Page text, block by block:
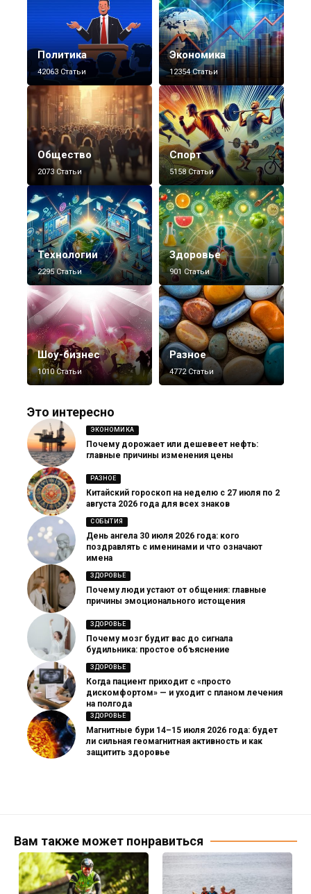
Политика
42063 Статьи
Экономика
12354 Статьи
Общество
2073 Статьи
Спорт
5158 Статьи
Технологии
2295 Статьи
Здоровье
901 Статьи
Шоу-бизнес
1010 Статьи
Разное
4772 Статьи
Это интересно
ЭКОНОМИКА
Почему дорожает или дешевеет нефть:
главные причины изменения цены
РАЗНОЕ
Китайский гороскоп на неделю с 27 июля по 2
августа 2026 года для всех знаков
СОБЫТИЯ
День ангела 30 июля 2026 года: кого
поздравлять с именинами и что означают
имена
ЗДОРОВЬЕ
Почему люди устают от общения: главные
причины эмоционального истощения
ЗДОРОВЬЕ
Почему мозг будит вас до сигнала
будильника: простое объяснение
ЗДОРОВЬЕ
Когда пациент приходит с «просто
дискомфортом» — и уходит с планом лечения
на полгода
ЗДОРОВЬЕ
Магнитные бури 14–15 июля 2026 года: будет
ли сильная геомагнитная активность и как
защитить здоровье
Вам также может понравиться